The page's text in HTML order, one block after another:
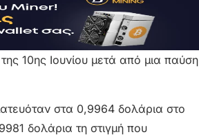
10ης Ιουνίου μετά από μια παύση
στα 0,9964 δολάρια στο
δολάρια τη στιγμή που